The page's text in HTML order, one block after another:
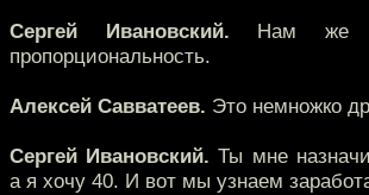
Сергей Ивановский. Нам же
пропорциональность.
Алексей Савватеев. Это немножко
Сергей Ивановский. Ты мне
а я хочу 40. И вот мы узнаем